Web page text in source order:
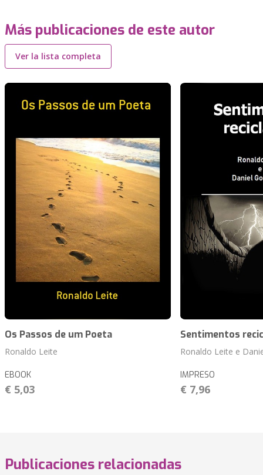
Más publicaciones de este autor
Ver la lista completa
Os Passos de um Poeta
Ronaldo Leite
EBOOK
€ 5,03
Sentimentos
Ronaldo Leite e
IMPRESO
€ 7,96
Publicaciones relacionadas